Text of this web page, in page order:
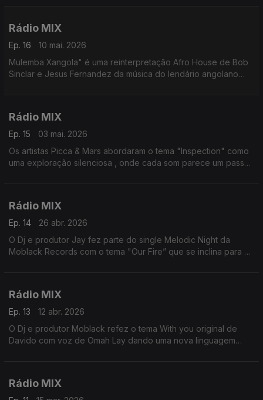
Rádio MIX
Ep. 16
10 mai. 2026
Mulemba Xangola" é uma reinterpretação Afro House de Bob
Sinclar e Jesus Fernandez da música do lendário angolano
Rádio MIX
Ep. 15
03 mai. 2026
Os artistas Picca & Mars abordaram o tema "Inspection" como
uma exploração silenciosa , onde cada som parece um passo
Rádio MIX
Ep. 14
26 abr. 2026
O Dj e produtor Jay fez parte do single Melodic Night da
Moblack Records com o tema "Our Fire” que se inclina para a
Rádio MIX
Ep. 13
12 abr. 2026
O Dj e produtor Moblack refez o tema With you original de
Davido com voz de Omah Lay dando uma nova linguagem
Rádio MIX